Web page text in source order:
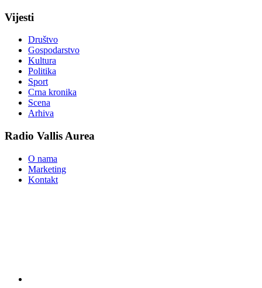
Vijesti
Društvo
Gospodarstvo
Kultura
Politika
Sport
Crna kronika
Scena
Arhiva
Radio Vallis Aurea
O nama
Marketing
Kontakt